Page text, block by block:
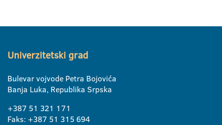
Univerzitetski grad
Bulevar vojvode Petra Bojovića
Banja Luka, Republika Srpska
+387 51 321 171
Faks: +387 51 315 694